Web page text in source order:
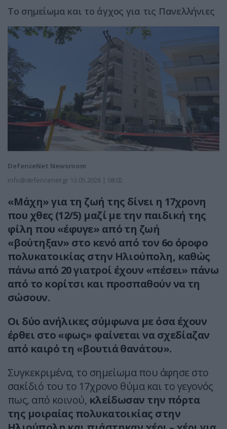
Το σημείωμα και το άγχος για τις Πανελλήνιες
DefenceNet Newsroom
info@defencenet.gr 13.05.2026 | 08:02
«Μάχη» για τη ζωή της δίνει η 17χρονη
που χθες (12/5) μαζί με την παιδική της
φίλη που «έφυγε» από τη ζωή
«βούτηξαν» στο κενό από τον 6ο όροφο
πολυκατοικίας στην Ηλιούπολη, καθώς
πάνω από 20 γιατροί έχουν «πέσει» πάνω
από το κορίτσι και προσπαθούν να τη
σώσουν.
Οι δύο ανήλικες σύμφωνα με όσα έχουν
έρθει στο «φως» φαίνεται να σχεδίαζαν
από καιρό τη «βουτιά θανάτου».
Συγκεκριμένα, το σημείωμα που άφησε στο
σακίδιό του το 17χρονο θύμα και το γεγονός
πως, από κοινού, κλείδωσαν την πόρτα
της μοιραίας πολυκατοικίας στην